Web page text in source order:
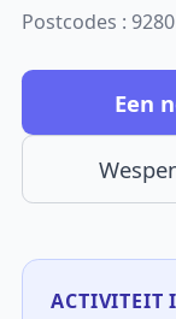
Postcodes : 9280
Een
ACTIVITEIT